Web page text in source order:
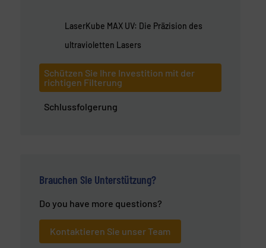
LaserKube MAX UV: Die Präzision des
ultravioletten Lasers
Schützen Sie Ihre Investition mit der
richtigen Filterung
Schlussfolgerung
Brauchen Sie Unterstützung?
Do you have more questions?
Kontaktieren Sie unser Team